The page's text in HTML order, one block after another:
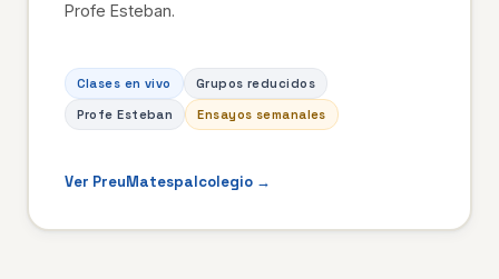
Profe Esteban.
Clases en vivo
Grupos reducidos
Profe Esteban
Ensayos semanales
Ver PreuMatespalcolegio →